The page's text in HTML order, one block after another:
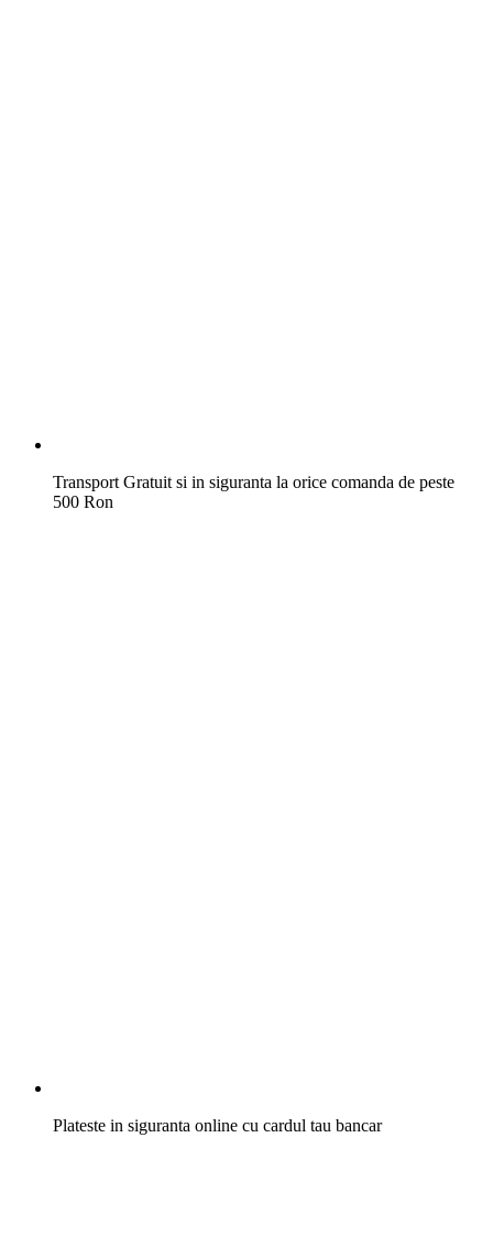
Transport Gratuit si in siguranta la orice comanda de peste
500 Ron
Plateste in siguranta online cu cardul tau bancar